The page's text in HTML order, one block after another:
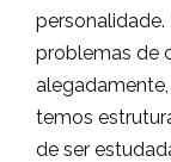
problemas de
temos
de ser